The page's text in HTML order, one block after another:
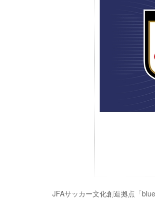
JFAサッカー文化創造拠点「